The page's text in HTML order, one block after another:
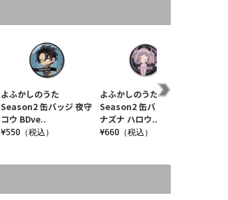
よふかしのうた
Season2 缶バッジ 夜守
コウ BDve..
¥550（税込）
よふかしのうた
Season2 缶バッジ 七草
ナズナ ハロウ..
¥660（税込）